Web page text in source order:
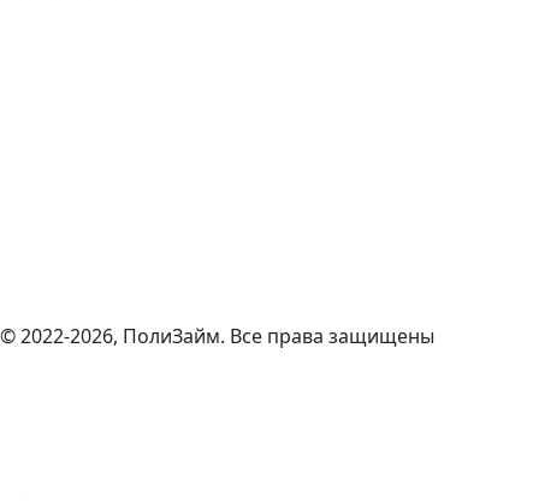
© 2022-2026, ПолиЗайм. Все права защищены